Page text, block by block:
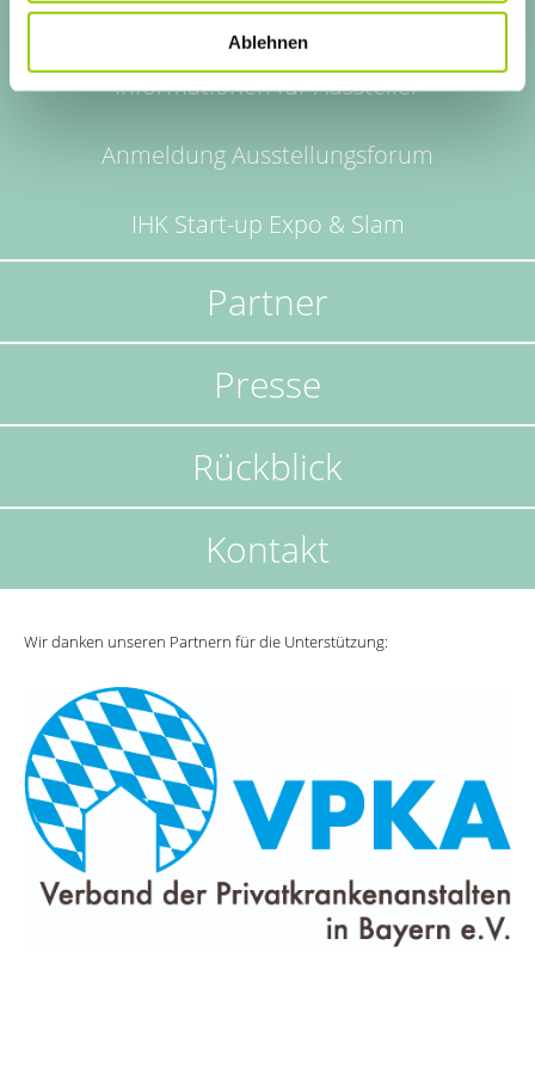
Ablehnen
Ausstellung
Informationen für Aussteller
Anmeldung Ausstellungsforum
IHK Start-up Expo & Slam
Partner
Presse
Rückblick
Kontakt
Wir danken unseren Partnern für die Unterstützung: